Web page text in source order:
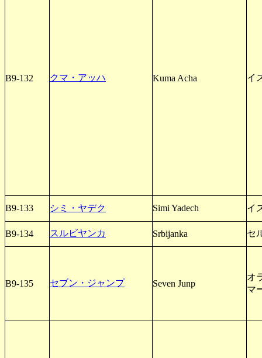
B9-132 クマ・アッハ Kuma Acha イ
B9-133 シミ・ヤデク Simi Yadech イ
B9-134 スルビヤンカ Srbijanka セ
B9-135 セブン・ジャンプ Seven Junp
オ
マ